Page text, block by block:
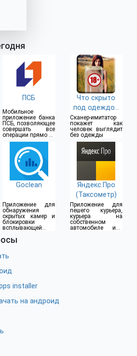
ПСБ
Мобильное
приложение банка
ПСБ, позволяющее
совершать все
операции прямо из
дома
Что скрыто
под одеждой
(18+)
Сканер-имитатор
покажет как
человек выглядит
без одежды
Goclean
Приложение для
обнаружения
скрытых камер и
блокировки
всплывающей
Яндекс.Про
(Таксометр)
Приложение для
пешего курьера,
курьера на
собственном
автомобиле или
installer
на андроид